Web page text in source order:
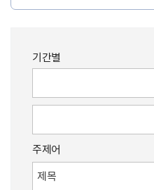
기간별
주제어